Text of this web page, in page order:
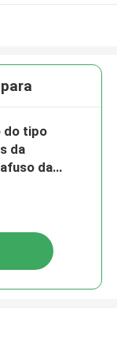
do tipo
da
da